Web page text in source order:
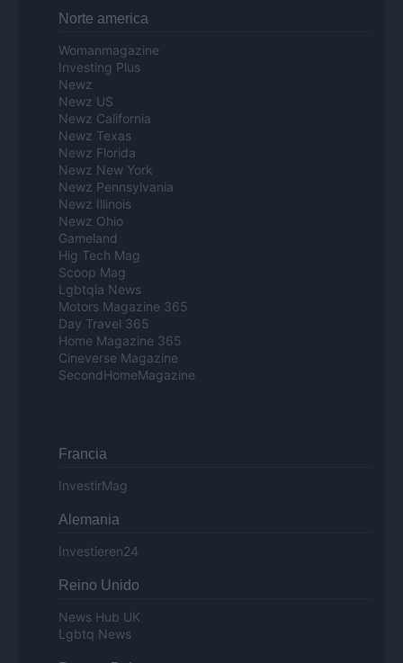
Norte america
Womanmagazine
Investing Plus
Newz
Newz US
Newz California
Newz Texas
Newz Florida
Newz New York
Newz Pennsylvania
Newz Illinois
Newz Ohio
Gameland
Hig Tech Mag
Scoop Mag
Lgbtqia News
Motors Magazine 365
Day Travel 365
Home Magazine 365
Cineverse Magazine
SecondHomeMagazine
Francia
InvestirMag
Alemania
Investieren24
Reino Unido
News Hub UK
Lgbtq News